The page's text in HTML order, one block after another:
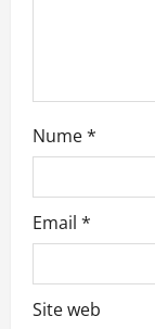
Nume*
Email *
Site web